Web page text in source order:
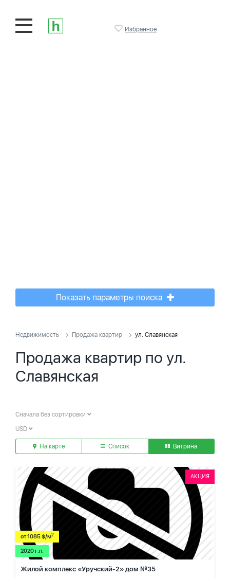
Избранное
Показать параметры поиска
Недвижимость Продажа квартир ул. Славянская
Продажа квартир по ул.
Славянская
Сначала без сортировки
USD
На карте Список Витрина
АКЦИЯ
от 1085 $/м2
2020 г.п.
Жилой комплекс «Уручский-2» дом №35